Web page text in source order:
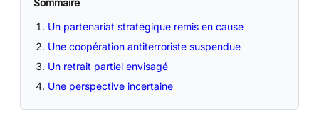
Sommaire
Un partenariat stratégique remis en cause
Une coopération antiterroriste suspendue
Un retrait partiel envisagé
Une perspective incertaine